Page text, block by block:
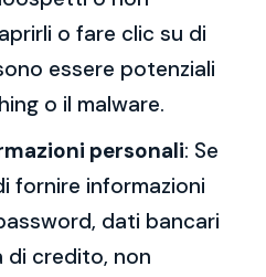
o fare clic su di
essere potenziali
o il malware.
personali: Se
fornire informazioni
dati bancari
di credito, non